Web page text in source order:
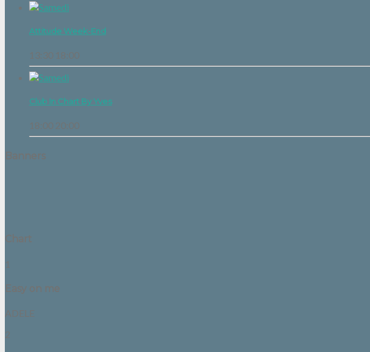
Attitude Week-End
13:30 18:00
Club In Chart By Yves
18:00 20:00
Banners
Chart
1
Easy on me
ADELE
2